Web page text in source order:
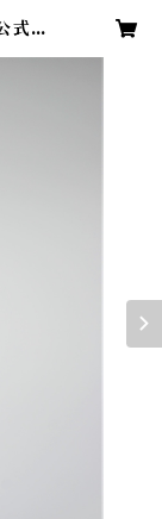
式E